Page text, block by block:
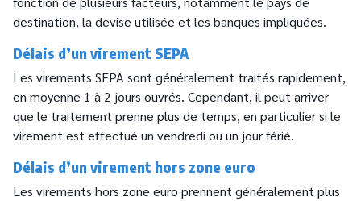
destination, la devise utilisée et les banques impliquées.
Délais d’un virement SEPA
Les virements SEPA sont généralement traités rapidement,
en moyenne 1 à 2 jours ouvrés. Cependant, il peut arriver
que le traitement prenne plus de temps, en particulier si le
virement est effectué un vendredi ou un jour férié.
Délais d’un virement hors zone euro
Les virements hors zone euro prennent généralement plus